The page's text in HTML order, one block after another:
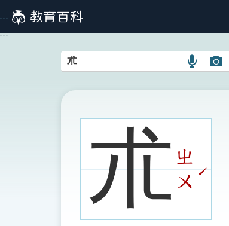
到
主
:::
:::
語
搜
圖
圖
搜
朮ㄓ
ㄨ
ˊ